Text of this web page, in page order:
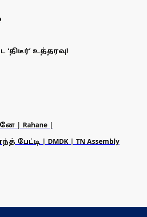
உத்தரவு!
| Rahane |
| DMDK | TN Assembly